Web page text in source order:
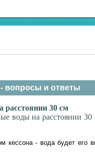
вопросы и ответы
расстоянии 30 см
воды на расстоянии
кессона - вода будет его